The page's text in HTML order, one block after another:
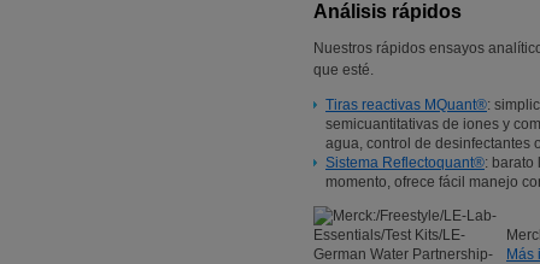
Análisis rápidos
Nuestros rápidos ensayos
que esté.
Tiras reactivas MQuant®:
semicuantitativas de iones y
agua, control de desinfectantes
Sistema Reflectoquant®: barato
momento, ofrece fácil manejo
Más